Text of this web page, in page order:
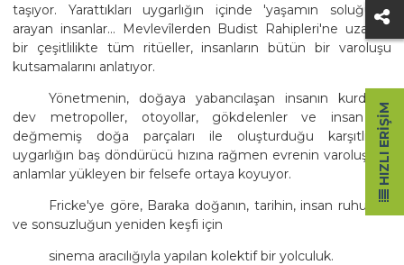
taşıyor. Yarattıkları uygarlığın içinde 'yaşamın soluğu'nu
arayan insanlar... Mevlevîlerden Budist Rahipleri'ne uzanan
bir çeşitlilikte tüm ritüeller, insanların bütün bir varoluşu
kutsamalarını anlatıyor.
Yönetmenin, doğaya yabancılaşan insanın kurduğu
dev metropoller, otoyollar, gökdelenler ve insan eli
değmemiş doğa parçaları ile oluşturduğu karşıtlıklar,
uygarlığın baş döndürücü hızına rağmen evrenin varoluşuna
anlamlar yükleyen bir felsefe ortaya koyuyor.
Fricke'ye göre, Baraka doğanın, tarihin, insan ruhunun
ve sonsuzluğun yeniden keşfi için
sinema aracılığıyla yapılan kolektif bir yolculuk.
HIZLI ERIŞIM